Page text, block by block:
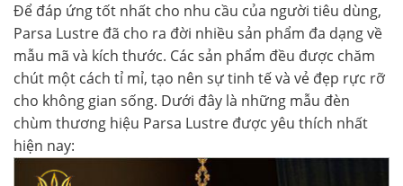
Để đáp ứng tốt nhất cho nhu cầu của người tiêu dùng,
Parsa Lustre đã cho ra đời nhiều sản phẩm đa dạng về
mẫu mã và kích thước. Các sản phẩm đều được chăm
chút một cách tỉ mỉ, tạo nên sự tinh tế và vẻ đẹp rực rỡ
cho không gian sống. Dưới đây là những mẫu đèn
chùm thương hiệu Parsa Lustre được yêu thích nhất
hiện nay: